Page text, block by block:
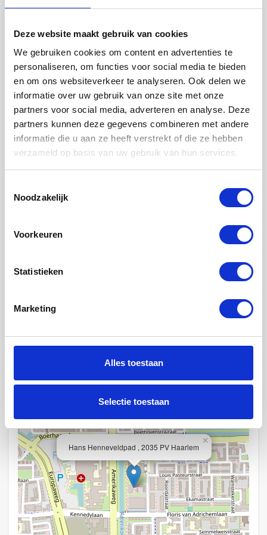
Deze website maakt gebruik van cookies
We gebruiken cookies om content en advertenties te
personaliseren, om functies voor social media te bieden
en om ons websiteverkeer te analyseren. Ook delen we
informatie over uw gebruik van onze site met onze
partners voor social media, adverteren en analyse. Deze
partners kunnen deze gegevens combineren met andere
informatie die u aan ze heeft verstrekt of die ze hebben
verzameld op basis van uw gebruik van hun services.
Noodzakelijk
Voorkeuren
Statistieken
Marketing
Alles toestaan
Selectie toestaan
Faciliteiten
Badkamer :
Toilet :
Keuken :
Woonkamer :
Privé
Privé
Privé
Privé
Huisdieren :
Roken :
Fietsenstalling :
Locatie
Hans Henneveldpad , 2035 PV Haarlem
×
+